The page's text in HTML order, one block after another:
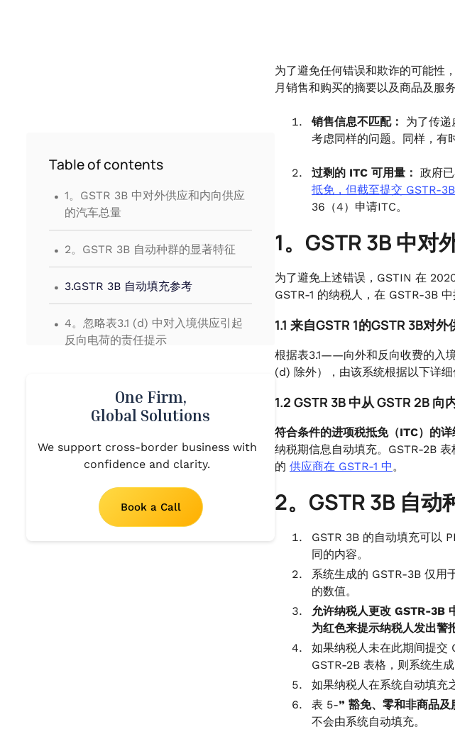
Table of contents
. 1。GSTR 3B 中对外供应和内向供应
的汽车总量
. 2。GSTR 3B 自动种群的显著特征
. 3.GSTR 3B 自动填充参考
. 4。忽略表3.1 (d) 中对入境供应引起
反向电荷的责任提示
One Firm,
Global Solutions
We support cross-border business with
confidence and clarity.
Book a Call
为了避免任何错误和欺诈的可能性
月销售和购买的摘要以及商品及服
销售信息不匹配： 为了传
考虑同样的问题。同样，有
过剩的 ITC 可用量： 政府
抵免，但截至提交 GSTR-
36（4）申请ITC。
1。GSTR 3B 中对
为了避免上述错误，GSTIN 在
GSTR-1 的纳税人，在 GSTR-3B 中
1.1 来自GSTR 1的GSTR 3B对
根据表3.1——向外和反向收费的入
(d) 除外），由该系统根据以下详
1.2 GSTR 3B 中从 GSTR 2B
符合条件的进项税抵免（ITC）的详
纳税期信息自动填充。GSTR-2B
的 供应商在 GSTR-1 中。
2。GSTR 3B 自动
GSTR 3B 的自动填充可以
同的内容。
系统生成的 GSTR-3B 仅用
的数值。
允许纳税人更改 GSTR-3B
为红色来提示纳税人发出警
如果纳税人未在此期间提交
GSTR-2B 表格，则系统生
如果纳税人在系统自动填充
表 5-” 豁免、零和非商品及
不会由系统自动填充。